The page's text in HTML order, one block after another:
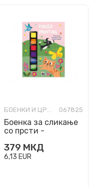
БОЕНКИ И ЦРТАНКИ 067825
Боенка за сликање
со прсти -
379 МКД
6,13 EUR